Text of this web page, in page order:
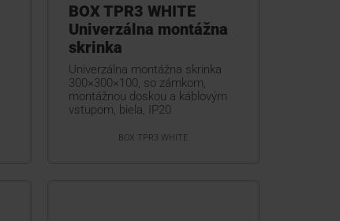
BOX TPR3 WHITE
Univerzálna montážna
skrinka
Univerzálna montážna skrinka
300×300×100, so zámkom,
montážnou doskou a káblovým
vstupom, biela, IP20
BOX TPR3 WHITE